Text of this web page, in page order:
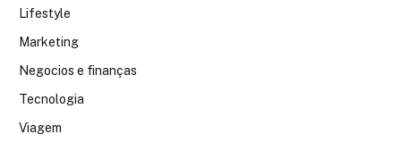
Lifestyle
Marketing
Negocios e finanças
Tecnologia
Viagem